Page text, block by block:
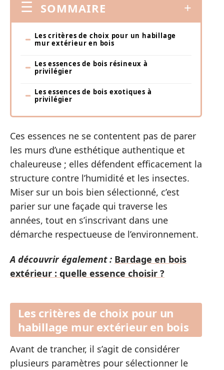
SOMMAIRE
Les critères de choix pour un habillage
mur extérieur en bois
Les essences de bois résineux à
privilégier
Les essences de bois exotiques à
privilégier
Ces essences ne se contentent pas de parer
les murs d’une esthétique authentique et
chaleureuse ; elles défendent efficacement la
structure contre l’humidité et les insectes.
Miser sur un bois bien sélectionné, c’est
parier sur une façade qui traverse les
années, tout en s’inscrivant dans une
démarche respectueuse de l’environnement.
A découvrir également : Bardage en bois
extérieur : quelle essence choisir ?
Les critères de choix pour un
habillage mur extérieur en bois
Avant de trancher, il s’agit de considérer
plusieurs paramètres pour sélectionner le